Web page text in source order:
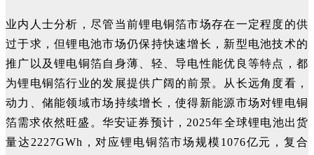
业内人士分析，尽管当前锂电铜箔市场存在一定程度的供
过于求，但锂电池市场仍保持快速增长，新型电池技术的
推广以及锂电铜箔自身薄、轻、导电性能优良等特点，都
为锂电铜箔行业的发展提供广阔的前景。从长远角度看，
动力、储能领域市场持续增长，使得新能源市场对锂电铜
箔需求依然旺盛。华安证券预计，2025年全球锂电池出货
量达2227GWh，对应锂电铜箔市场规模1076亿元，复合